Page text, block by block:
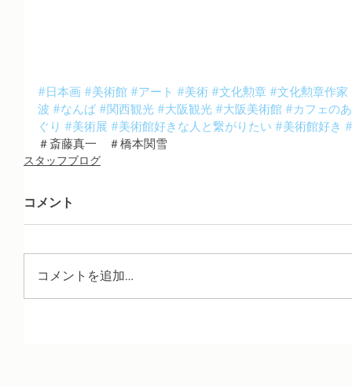
#日本画 #美術館 #アート #美術 #文化勲章 #文化勲章作家
波 #なんば #関西観光 #大阪観光 #大阪美術館 #カフェの
ぐり #美術展 #美術館好きな人と繋がりたい #美術館好き
＃斎藤真一　＃橋本関雪
スタッフブログ
コメント
コメントを追加…